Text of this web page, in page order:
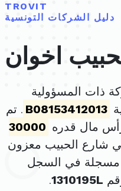
TROVIT
دليل الشركات التونسية
اخوان
ذات المسؤولية
B08153412013 . تم
30000
شارع الحبيب معزون
مسجلة في السجل
1310195L
.